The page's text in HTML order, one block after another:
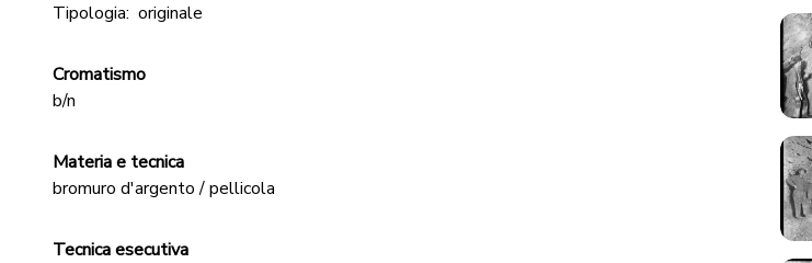
Tipologia: originale
Cromatismo
b/n
Materia e tecnica
bromuro d'argento / pellicola
Tecnica esecutiva